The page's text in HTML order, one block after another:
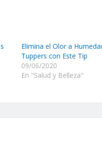
Elimina el Olor a
Tuppers con Este Tip
09/06/2020
En "Salud y Belleza"